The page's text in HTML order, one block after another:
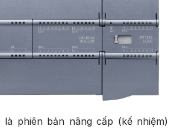
là phiên bản nâng cấp (kế nhiệm)